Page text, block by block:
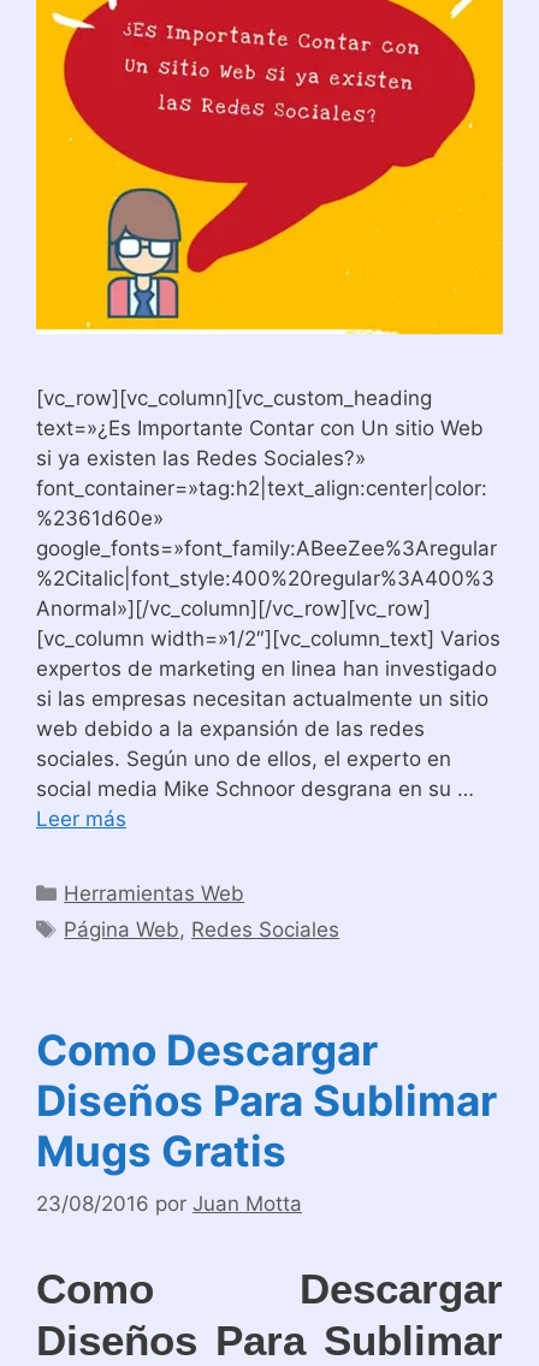
[vc_row][vc_column][vc_custom_heading
text=»¿Es Importante Contar con Un sitio Web
si ya existen las Redes Sociales?»
font_container=»tag:h2|text_align:center|color:
%2361d60e»
google_fonts=»font_family:ABeeZee%3Aregular
%2Citalic|font_style:400%20regular%3A400%3
Anormal»][/vc_column][/vc_row][vc_row]
[vc_column width=»1/2″][vc_column_text] Varios
expertos de marketing en linea han investigado
si las empresas necesitan actualmente un sitio
web debido a la expansión de las redes
sociales. Según uno de ellos, el experto en
social media Mike Schnoor desgrana en su …
Leer más
Categorías
Herramientas Web
Etiquetas
Página Web, Redes Sociales
Como Descargar
Diseños Para Sublimar
Mugs Gratis
23/08/2016 por Juan Motta
Como Descargar
Diseños Para Sublimar